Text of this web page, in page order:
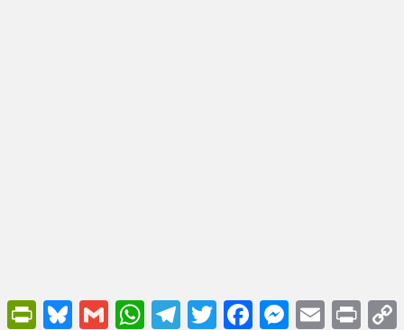
PrintFriendly
BlueskyGmail WhatsAppTelegramTwitter FacebookMessenger
Email Print